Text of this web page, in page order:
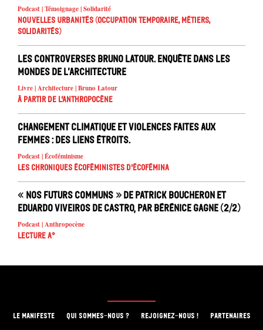
Podcast | Témoignage | Solidarité
Nouvelles urbanités (occupation temporaire, métiers,
solidarités)
Les controverses Bruno Latour. Enquête dans les
mondes de l’architecture
Livre | Architecture | Bruno Latour
À partir de l'anthropocène
Changement climatique et violences faites aux
femmes : des liens étroits.
Podcast | Écoféminisme
Les chroniques écoféministes d'ÉcoFémina
« Nos futurs communs » de Patrick Boucheron et
Eduardo Viveiros de Castro, par Bérénice Gagne (2/2)
Podcast | Anthropocène
Lecture A°
LE MANIFESTE QUI SOMMES-NOUS ? REJOIGNEZ-NOUS ! PARTENAIRES